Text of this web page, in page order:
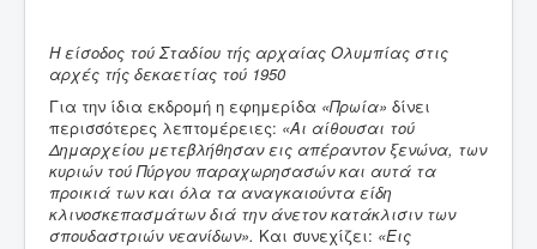
Η είσοδος τού Σταδίου τής αρχαίας Ολυμπίας στις
αρχές τής δεκαετίας τού 1950
Για την ίδια εκδρομή η εφημερίδα «Πρωία» δίνει
περισσότερες λεπτομέρειες: «Αι αίθουσαι τού
Δημαρχείου μετεβλήθησαν εις απέραντον ξενώνα, των
κυριών τού Πύργου παραχωρησασών και αυτά τα
προικιά των και όλα τα αναγκαιούντα είδη
κλινοσκεπασμάτων διά την άνετον κατάκλισιν των
σπουδαστριών νεανίδων». Και συνεχίζει: «Εις